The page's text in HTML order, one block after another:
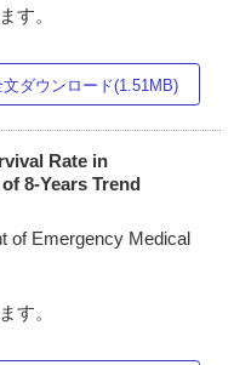
す。
文ダウンロード(1.51MB)
Rate in
8-Years Trend
of Emergency Medical
す。